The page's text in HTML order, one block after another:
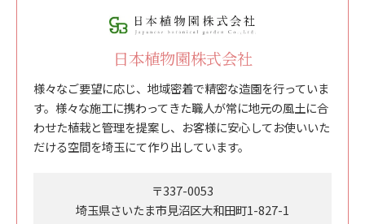
日本植物園株式会社
様々なご要望に応じ、地域密着で精密な造園を行っていま
す。様々な施工に携わってきた職人が常に地元の風土に合
わせた植栽と管理を提案し、お客様に安心してお使いいた
だける空間を埼玉にて作り出しています。
〒337-0053
埼玉県さいたま市見沼区大和田町1-827-1